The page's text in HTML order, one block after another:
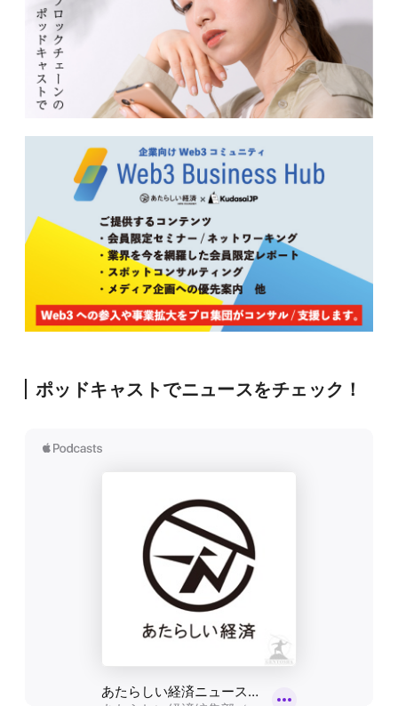
ポッドキャストでニュースをチェック！